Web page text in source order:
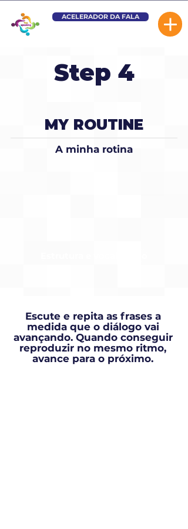
ACELERADOR DA FALA
Step 4
MY ROUTINE
A minha rotina
Escute e repita as frases a
medida que o diálogo vai
avançando. Quando conseguir
reproduzir no mesmo ritmo,
avance para o próximo.